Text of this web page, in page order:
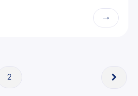
→
2